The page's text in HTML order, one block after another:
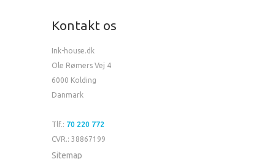
Kontakt os
Ink-house.dk
Ole Rømers Vej 4
6000 Kolding
Danmark
Tlf.: 70 220 772
CVR.: 38867199
Sitemap